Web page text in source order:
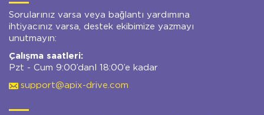
Sorularınız varsa veya bağlantı yardımına
ihtiyacınız varsa, destek ekibimize yazmayı
unutmayın:
Çalışma saatleri:
Pzt - Cum 9:00’danl 18:00’e kadar
support@apix-drive.com